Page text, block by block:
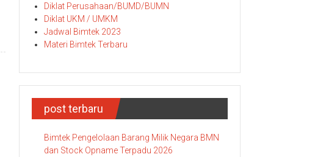
Diklat Perusahaan/BUMD/BUMN
Diklat UKM / UMKM
Jadwal Bimtek 2023
Materi Bimtek Terbaru
post terbaru
Bimtek Pengelolaan Barang Milik Negara BMN
dan Stock Opname Terpadu 2026